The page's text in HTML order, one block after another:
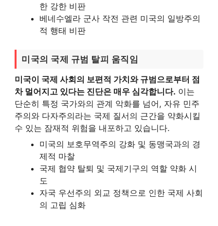
한 강한 비판
베네수엘라 군사 작전 관련 미국의 일방주의
적 행태 비판
미국의 국제 규범 탈피 움직임
미국이 국제 사회의 보편적 가치와 규범으로부터 점
차 멀어지고 있다는 진단은 매우 심각합니다. 이는
단순히 특정 국가와의 관계 악화를 넘어, 자유 민주
주의와 다자주의라는 국제 질서의 근간을 약화시킬
수 있는 잠재적 위험을 내포하고 있습니다.
미국의 보호무역주의 강화 및 동맹국과의 경
제적 마찰
국제 협약 탈퇴 및 국제기구의 역할 약화 시
도
자국 우선주의 외교 정책으로 인한 국제 사회
의 고립 심화